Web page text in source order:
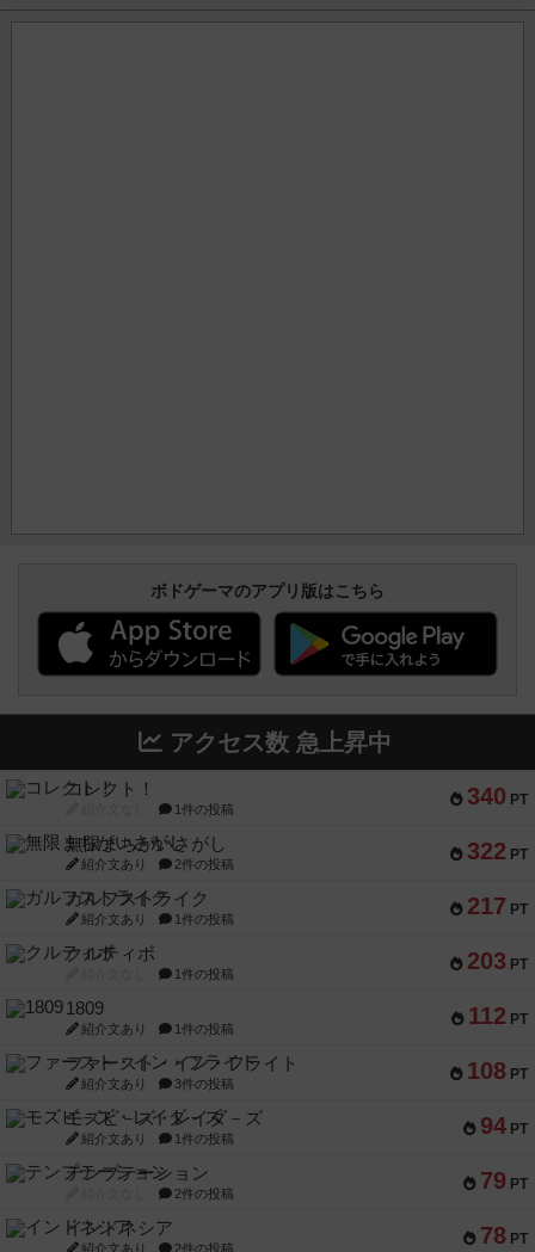
ボドゲーマのアプリ版はこちら
アクセス数 急上昇中
340 PT
コレクト！
1件の投稿
322 PT
無限まちがいさがし
紹介文あり 2件の投稿
217 PT
ガルフストライク
紹介文あり 1件の投稿
203 PT
クルティボ
1件の投稿
112 PT
1809
紹介文あり 1件の投稿
108 PT
ファースト・イン・フライト
紹介文あり 3件の投稿
94 PT
モズビ－ズ・レイダ－ズ
紹介文あり 1件の投稿
79 PT
テンプテーション
2件の投稿
78 PT
インドネシア
紹介文あり 2件の投稿